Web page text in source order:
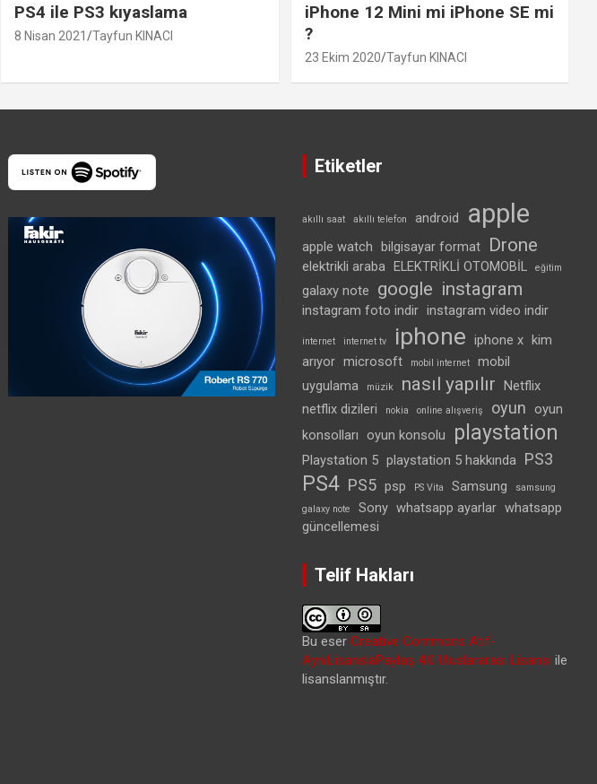
PS4 ile PS3 kıyaslama
8 Nisan 2021 Tayfun KINACI
iPhone 12 Mini mi iPhone SE mi
?
23 Ekim 2020 Tayfun KINACI
Etiketler
akıllı saat akıllı telefon android apple
apple watch bilgisayar format Drone
elektrikli araba ELEKTRİKLİ OTOMOBİL eğitim
galaxy note google instagram
instagram foto indir instagram video indir
internet internet tv iphone iphone x kim
arıyor microsoft mobil internet
mobil
uygulama
müzik nasıl yapılır Netflix
netflix dizileri
nokia online alışveriş oyun
oyun
konsolları
oyun konsolu playstation
Playstation 5 playstation 5 hakkında PS3
PS4 PS5 psp PS Vita Samsung
samsung
galaxy note
Sony whatsapp ayarlar whatsapp
güncellemesi
Telif Hakları
Bu eser Creative Commons Atıf-
AynıLisanslaPaylaş 4.0 Uluslararası Lisansı ile
lisanslanmıştır.